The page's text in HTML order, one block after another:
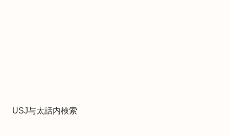
USJ与太話内検索